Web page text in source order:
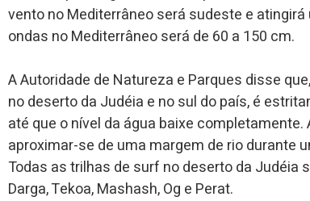
vento no Mediterrâneo será sudeste e
ondas no Mediterrâneo será de 60 a 150 cm.
A Autoridade de Natureza e Parques disse
no deserto da Judéia e no sul do país, é
até que o nível da água baixe
aproximar-se de uma margem de rio durante
Todas as trilhas de surf no deserto da
Darga, Tekoa, Mashash, Og e Perat.